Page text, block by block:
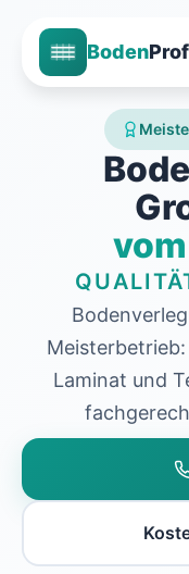
Boden
Laminat und